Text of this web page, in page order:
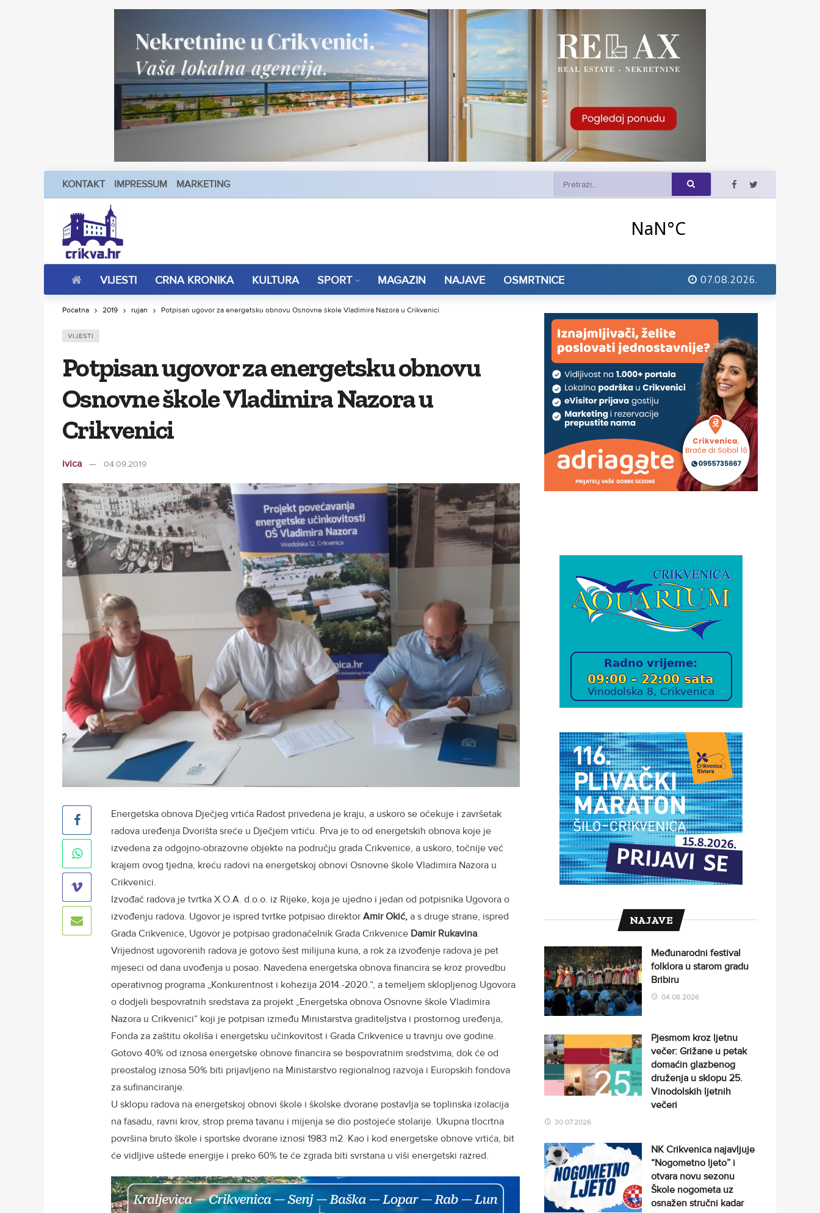
KONTAKT IMPRESSUM MARKETING
VIJESTI CRNA KRONIKA KULTURA SPORT MAGAZIN NAJAVE OSMRTNICE 07.08.2026.
Početna 2019 rujan Potpisan ugovor za energetsku obnovu Osnovne škole Vladimira Nazora u Crikvenici
VIJESTI
Potpisan ugovor za energetsku obnovu
Osnovne škole Vladimira Nazora u
Crikvenici
ivica 04.09.2019
Energetska obnova Dječjeg vrtića Radost privedena je kraju, a uskoro se očekuje i završetak
radova uređenja Dvorišta sreće u Dječjem vrtiću. Prva je to od energetskih obnova koje je
izvedena za odgojno-obrazovne objekte na području grada Crikvenice, a uskoro, točnije već
krajem ovog tjedna, kreću radovi na energetskoj obnovi Osnovne škole Vladimira Nazora u
Crikvenici.
Izvođač radova je tvrtka X.O.A. d.o.o. iz Rijeke, koja je ujedno i jedan od potpisnika Ugovora o
izvođenju radova. Ugovor je ispred tvrtke potpisao direktor Amir Okić, a s druge strane, ispred
Grada Crikvenice, Ugovor je potpisao gradonačelnik Grada Crikvenice Damir Rukavina.
Vrijednost ugovorenih radova je gotovo šest milijuna kuna, a rok za izvođenje radova je pet
mjeseci od dana uvođenja u posao. Navedena energetska obnova financira se kroz provedbu
operativnog programa „Konkurentnost i kohezija 2014.-2020.“, a temeljem sklopljenog Ugovora
o dodjeli bespovratnih sredstava za projekt „Energetska obnova Osnovne škole Vladimira
Nazora u Crikvenici“ koji je potpisan između Ministarstva graditeljstva i prostornog uređenja,
Fonda za zaštitu okoliša i energetsku učinkovitost i Grada Crikvenice u travnju ove godine.
Gotovo 40% od iznosa energetske obnove financira se bespovratnim sredstvima, dok će od
preostalog iznosa 50% biti prijavljeno na Ministarstvo regionalnog razvoja i Europskih fondova
za sufinanciranje.
U sklopu radova na energetskoj obnovi škole i školske dvorane postavlja se toplinska izolacija
na fasadu, ravni krov, strop prema tavanu i mijenja se dio postojeće stolarije. Ukupna tlocrtna
površina bruto škole i sportske dvorane iznosi 1983 m2. Kao i kod energetske obnove vrtića, bit
će vidljive uštede energije i preko 60% te će zgrada biti svrstana u viši energetski razred.
NAJAVE
Međunarodni festival
folklora u starom gradu
Bribiru
04.08.2026
Pjesmom kroz ljetnu
večer: Grižane u petak
domaćin glazbenog
druženja u sklopu 25.
Vinodolskih ljetnih
večeri
30.07.2026
NK Crikvenica najavljuje
“Nogometno ljeto” i
otvara novu sezonu
Škole nogometa uz
osnažen stručni kadar